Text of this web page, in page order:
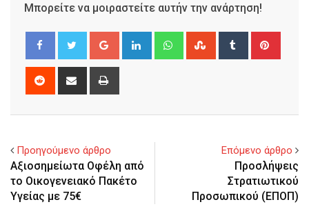
Μπορείτε να μοιραστείτε αυτήν την ανάρτηση!
Google+ LinkedIn WhatsappStumbleUpon
Tumblr
Reddit
Share
Προηγούμενο άρθρο
Αξιοσημείωτα Οφέλη από
το Οικογενειακό Πακέτο
Υγείας με 75€
Επόμενο άρθρο
Προσλήψεις
Στρατιωτικού
Προσωπικού (ΕΠΟΠ)